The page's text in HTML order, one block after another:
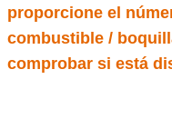
proporcione el
combustible /
comprobar si está